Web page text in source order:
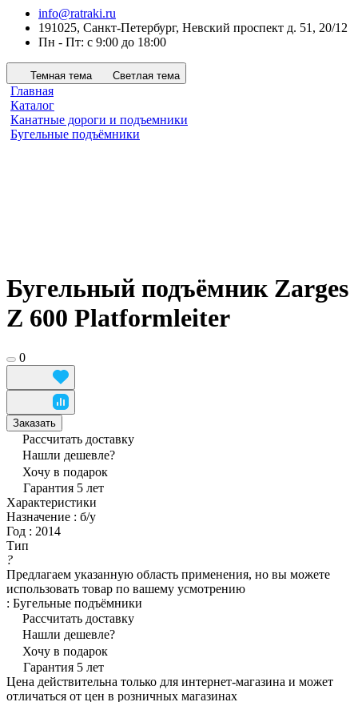
info@ratraki.ru
191025, Санкт-Петербург, Невский проспект д. 51, 20/12
Пн - Пт: с 9:00 до 18:00
Темная тема Светлая тема
Главная
Каталог
Канатные дороги и подъемники
Бугельные подъёмники
Бугельный подъёмник Zarges
Z 600 Platformleiter
0
Заказать
Рассчитать доставку
Нашли дешевле?
Хочу в подарок
Гарантия 5 лет
Характеристики
Назначение : б/у
Год : 2014
Тип
?
Предлагаем указанную область применения, но вы можете
использовать товар по вашему усмотрению
: Бугельные подъёмники
Рассчитать доставку
Нашли дешевле?
Хочу в подарок
Гарантия 5 лет
Цена действительна только для интернет-магазина и может
отличаться от цен в розничных магазинах